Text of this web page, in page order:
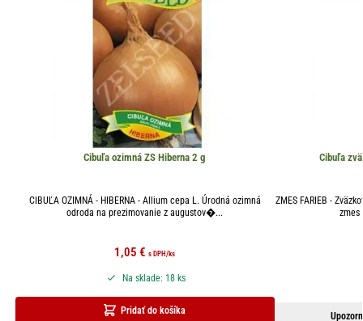
Cibuľa ozimná ZS Hiberna 2 g
CIBUĽA OZIMNÁ - HIBERNA - Allium cepa L. Úrodná ozimná
odroda na prezimovanie z augustov�...
1,05€ s DPH/ks
Pridať do košíka
Na sklade: 18 ks
Cibuľa
ZMES FARIEB -
zmes